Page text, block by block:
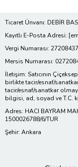
Ticaret Ünvanı: DEBİR
Kayıtlı E-Posta Adresi:
Vergi Numarası:
Mersis Numarası:
İletişim: Satıcının
birlikte tacir/esnaf/
tacir/esnaf/sanatkar
bilgisi, ad, soyad ve T.C.
Adres: HACI BAYRAM
1500026788/6/TUR
Şehir: Ankara